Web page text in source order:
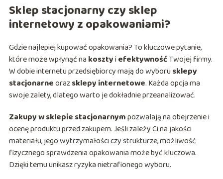
Sklep stacjonarny czy sklep
internetowy z opakowaniami?
Gdzie najlepiej kupować opakowania? To kluczowe pytanie,
które może wpłynąć na kosztyi efektywnośćTwojej firmy.
W dobie internetu przedsiębiorcy mają do wyborusklepy
stacjonarneorazsklepy internetowe. Każda opcja ma
swoje zalety, dlatego warto je dokładnie przeanalizować.
Zakupy w sklepie stacjonarnympozwalają na obejrzenie i
ocenę produktu przed zakupem. Jeśli zależy Ci na jakości
materiału, jego wytrzymałości czy strukturze, możliwość
fizycznego sprawdzenia opakowania może być kluczowa.
Dzięki temu unikasz ryzyka nietrafionego wyboru.